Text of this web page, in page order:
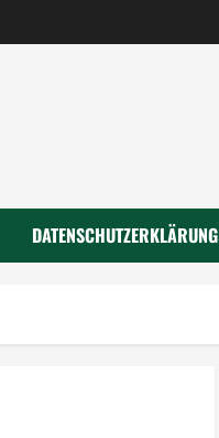
DATENSCHUTZERKLÄRUNG